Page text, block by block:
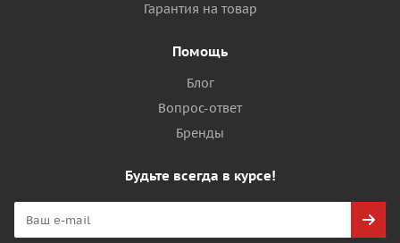
Гарантия на товар
Помощь
Блог
Вопрос-ответ
Бренды
Будьте всегда в курсе!